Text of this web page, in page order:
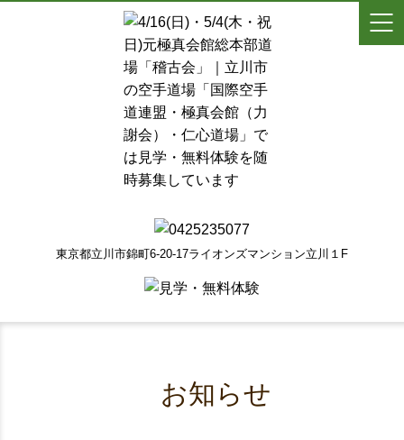
東京都立川市錦町6-20-17ライオンズマンション立川１F
お知らせ